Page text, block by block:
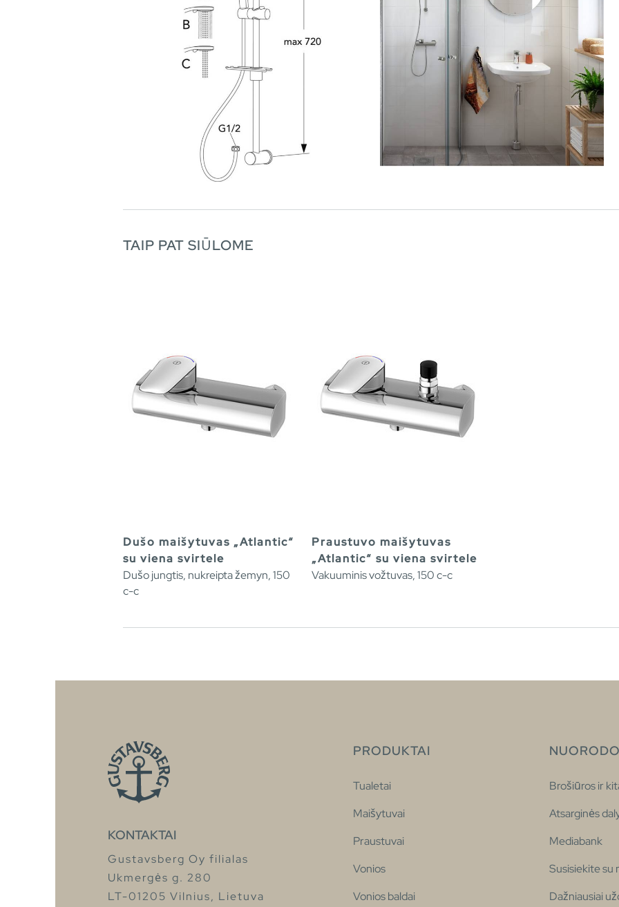
TAIP PAT SIŪLOME
Dušo maišytuvas „Atlantic“
su viena svirtele
Dušo jungtis, nukreipta žemyn, 150
c-c
Praustuvo maišytuvas
„Atlantic“ su viena svirtele
Vakuuminis vožtuvas, 150 c-c
KONTAKTAI
Gustavsberg Oy filialas
Ukmergės g. 280
LT-01205 Vilnius, Lietuva
PRODUKTAI
Tualetai
Maišytuvai
Praustuvai
Vonios
Vonios baldai
Brošiūros ir
Atsarginės
Mediabank
Susisiekite su
Dažniausiai